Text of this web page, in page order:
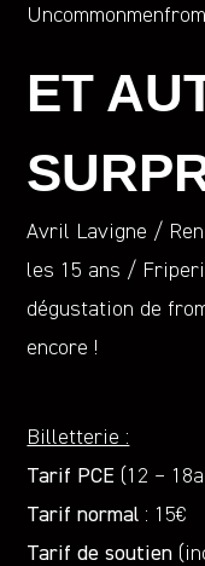
ET
Avril Lavigne /
les 15 ans /
dégustation de
encore !
Billetterie :
Tarif PCE (12 –
Tarif normal : 15€
Tarif de soutien